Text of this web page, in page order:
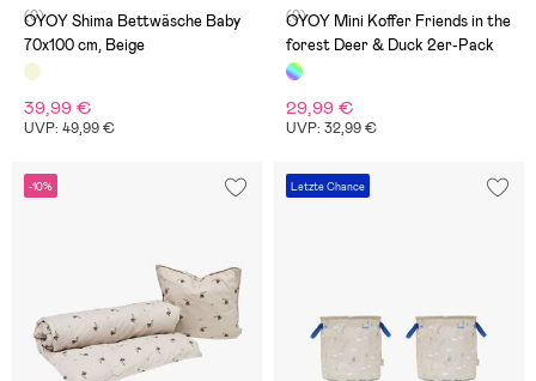
(0)
OYOY Shima Bettwäsche Baby
70x100 cm, Beige
39,99 €
UVP: 49,99 €
(0)
OYOY Mini Koffer Friends in the
forest Deer & Duck 2er-Pack
29,99 €
UVP: 32,99 €
-10% Letzte Chance